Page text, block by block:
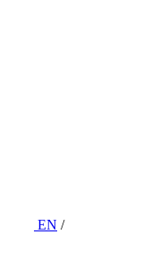
EN /